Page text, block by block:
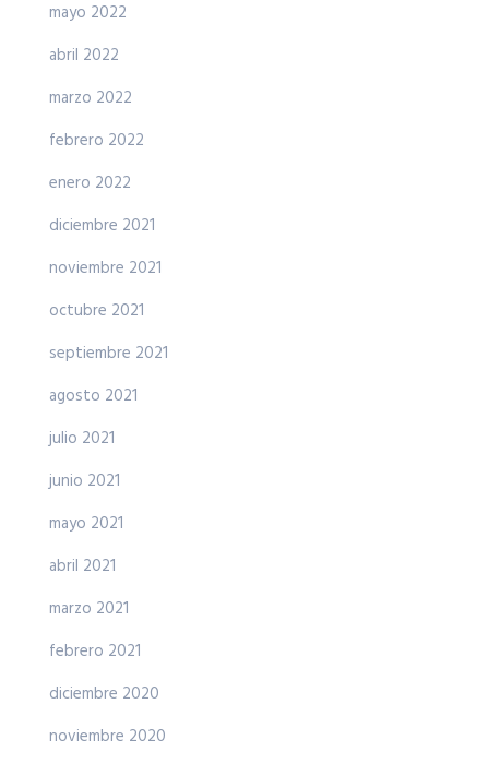
mayo 2022
abril 2022
marzo 2022
febrero 2022
enero 2022
diciembre 2021
noviembre 2021
octubre 2021
septiembre 2021
agosto 2021
julio 2021
junio 2021
mayo 2021
abril 2021
marzo 2021
febrero 2021
diciembre 2020
noviembre 2020